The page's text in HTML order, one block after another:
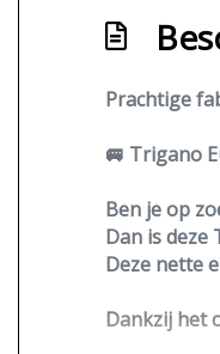
Prachtige
🚐 Trigano
Ben je op
Dan is deze
Deze nette
Dankzij het